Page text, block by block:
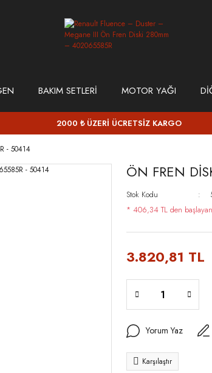
BAKIM SETLERİ MOTOR YAĞI
2000 ₺ ÜZERİ ÜCRETSİZ KARGO
- 50414
ÖN FREN
Stok Kodu
* 406,34 TL den
3.820,81 TL
Yorum Yaz
Karşılaştır